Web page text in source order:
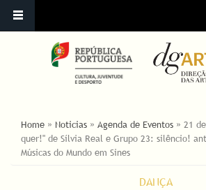
ESTÁ AQUI
Home » Noticias » Agenda de Eventos » 21
quer!" de Sílvia Real e Grupo 23: silêncio!
Músicas do Mundo em Sines
DANÇA